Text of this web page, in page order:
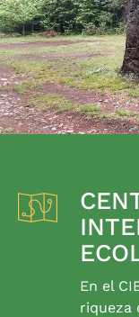
En el
riqueza